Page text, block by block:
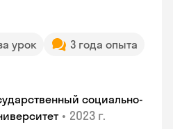
урок
3 года опыта
социально-
• 2023 г.